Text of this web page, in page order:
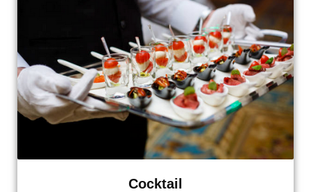
Cocktail